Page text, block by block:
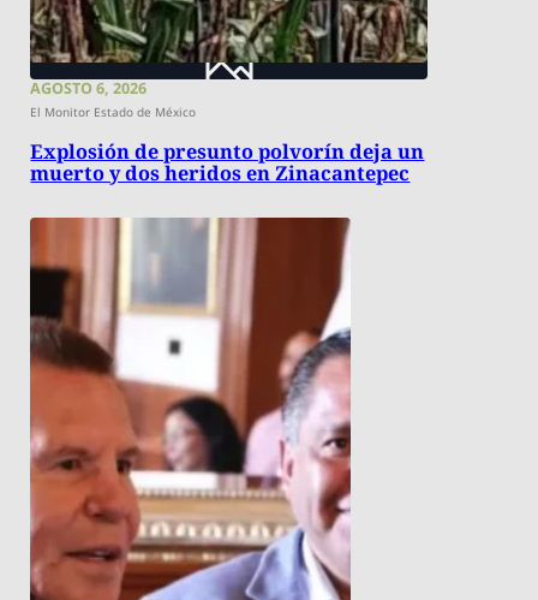
AGOSTO 6, 2026
El Monitor Estado de México
Explosión de presunto polvorín deja un
muerto y dos heridos en Zinacantepec